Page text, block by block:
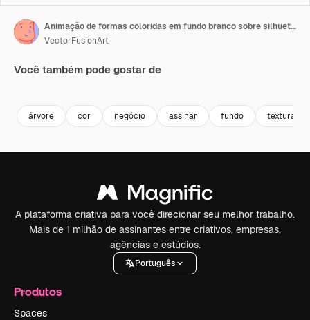
Animação de formas coloridas em fundo branco sobre silhuetas de árvores
VectorFusionArt
Você também pode gostar de
árvore cor negócio assinar fundo textura
A plataforma criativa para você direcionar seu melhor trabalho.
Mais de 1 milhão de assinantes entre criativos, empresas,
agências e estúdios.
Português
Produtos
Spaces